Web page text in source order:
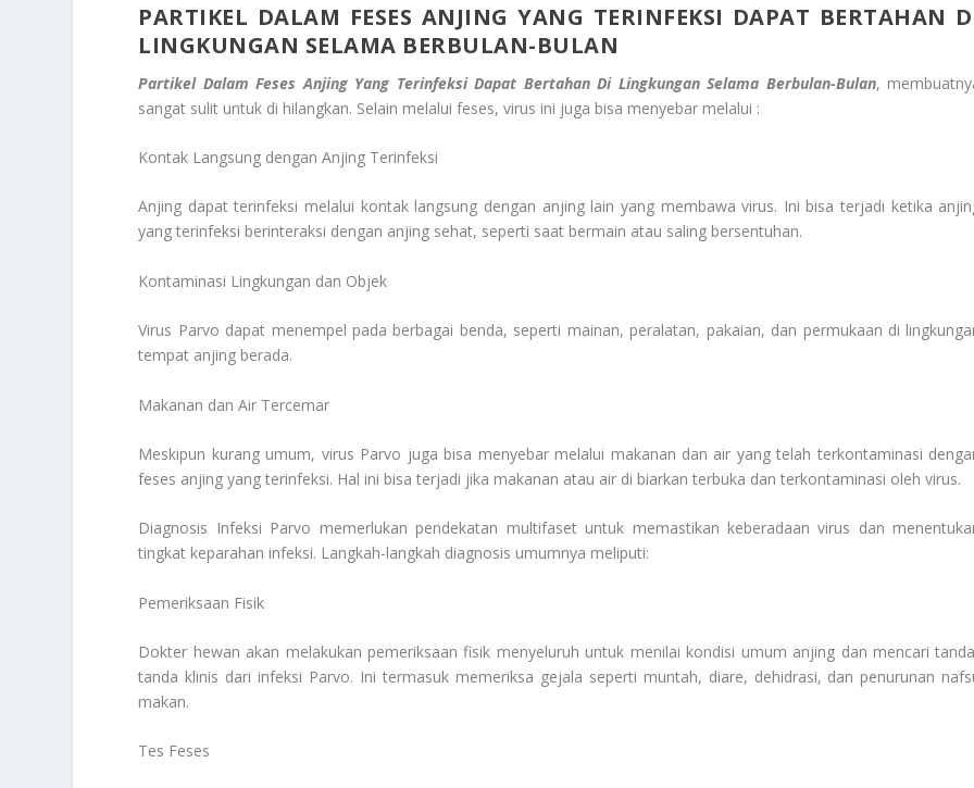
PARTIKEL DALAM FESES ANJING YANG TERINFEKSI DAPAT BERTAHAN
LINGKUNGAN SELAMA BERBULAN-BULAN
Partikel Dalam Feses Anjing Yang Terinfeksi Dapat Bertahan Di Lingkungan Selama Berbulan-Bulan,
sangat sulit untuk di hilangkan. Selain melalui feses, virus ini juga bisa menyebar melalui :
Kontak Langsung dengan Anjing Terinfeksi
Anjing dapat terinfeksi melalui kontak langsung dengan anjing lain yang membawa virus. Ini bisa terjadi ketika
yang terinfeksi berinteraksi dengan anjing sehat, seperti saat bermain atau saling bersentuhan.
Kontaminasi Lingkungan dan Objek
Virus Parvo dapat menempel pada berbagai benda, seperti mainan, peralatan, pakaian, dan permukaan di
tempat anjing berada.
Makanan dan Air Tercemar
Meskipun kurang umum, virus Parvo juga bisa menyebar melalui makanan dan air yang telah terkontaminasi
feses anjing yang terinfeksi. Hal ini bisa terjadi jika makanan atau air di biarkan terbuka dan terkontaminasi oleh virus.
Diagnosis Infeksi Parvo memerlukan pendekatan multifaset untuk memastikan keberadaan virus dan
tingkat keparahan infeksi. Langkah-langkah diagnosis umumnya meliputi:
Pemeriksaan Fisik
Dokter hewan akan melakukan pemeriksaan fisik menyeluruh untuk menilai kondisi umum anjing dan mencari
tanda klinis dari infeksi Parvo. Ini termasuk memeriksa gejala seperti muntah, diare, dehidrasi, dan penurunan
makan.
Tes Feses